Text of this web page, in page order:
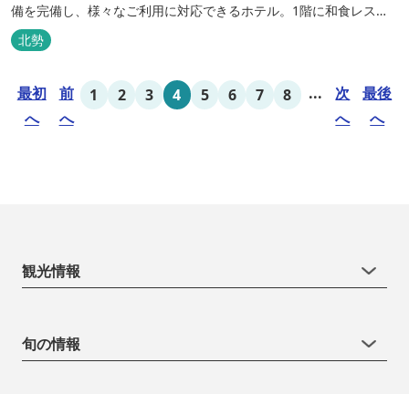
備を完備し、様々なご利用に対応できるホテル。1階に和食レスト
ランみやびを併設。
北勢
最初
へ
前
へ
1 2 3 4 5 6 7 8 ...
次
へ
最後
へ
観光情報
旬の情報